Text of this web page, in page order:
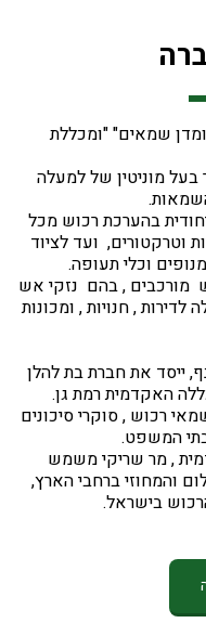
מר חיים שריקי – מייסד ומנכ"ל "אומדן שמאים" "ומכללת
וכלי תעופה.
, מים והצפות , לצד הערכת רכוש ותכולה לדירות , חנויות , ומכונות
האקדמית רמת גן.
המשפט.
בישראל.